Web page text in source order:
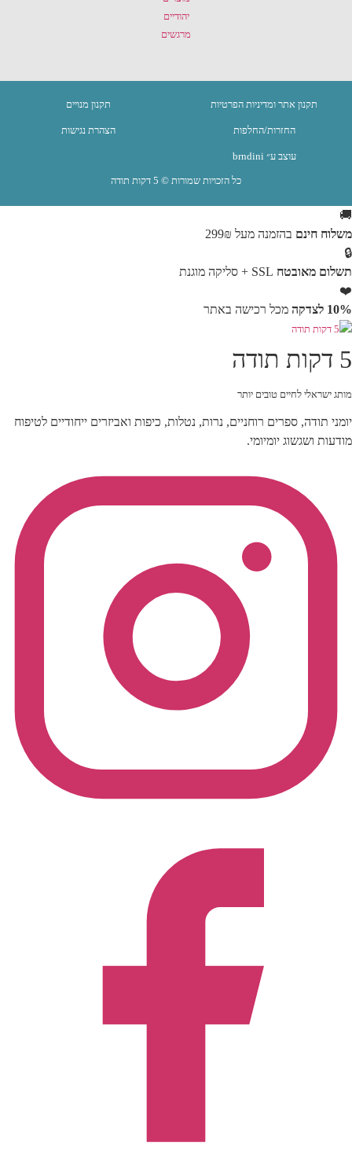
תקנון אתר ומדיניות הפרטיות תקנון מנויים
החזרות/החלפות הצהרת נגישות
עוצב ע״ brndini
כל הזכויות שמורות © 5 דקות תודה
🚚
משלוח חינם בהזמנה מעל 299₪
🔒
תשלום מאובטח SSL + סליקה מוגנת
❤️
10% לצדקה
מכל רכישה באתר
5 דקות תודה
מותג ישראלי לחיים טובים יותר
יומני תודה, ספרים רוחניים, נרות, נטלות, כיפות ואביזרים ייחודיים לטיפוח
מודעות ושגשוג יומיומי.